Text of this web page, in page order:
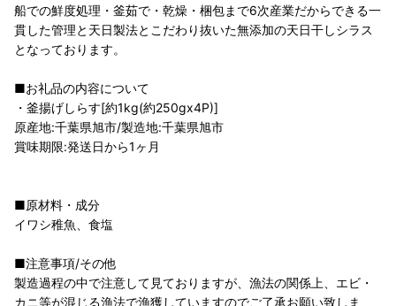
船での鮮度処理・釜茹で・乾燥・梱包まで6次産業だからできる一
貫した管理と天日製法とこだわり抜いた無添加の天日干しシラス
となっております。
■お礼品の内容について
・釜揚げしらす[約1kg(約250gx4P)]
原産地:千葉県旭市/製造地:千葉県旭市
賞味期限:発送日から1ヶ月
■原材料・成分
イワシ稚魚、食塩
■注意事項/その他
製造過程の中で注意して見ておりますが、漁法の関係上、エビ・
カニ等が混じる漁法で漁獲していますのでご了承お願い致しま